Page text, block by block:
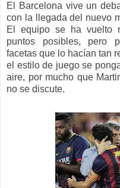
El Barcelona vive un
con la llegada del nuevo
El equipo se ha vuelto
puntos posibles, pero
facetas que lo hacían tan
el estilo de juego se
aire, por mucho que
no se discute.